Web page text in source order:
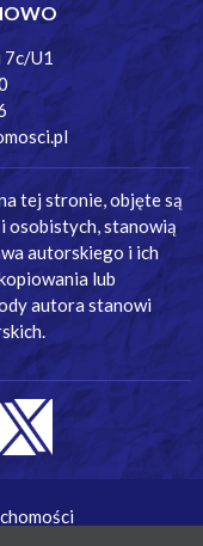
7c/U1
tej stronie, objęte są
osobistych, stanowią
autorskiego i ich
lub
autora stanowi